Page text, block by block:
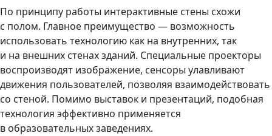
По принципу работы интерактивные стены схожи
с полом. Главное преимущество — возможность
использовать технологию как на внутренних, так
и на внешних стенах зданий. Специальные проекторы
воспроизводят изображение, сенсоры улавливают
движения пользователей, позволяя взаимодействовать
со стеной. Помимо выставок и презентаций, подобная
технология эффективно применяется
в образовательных заведениях.